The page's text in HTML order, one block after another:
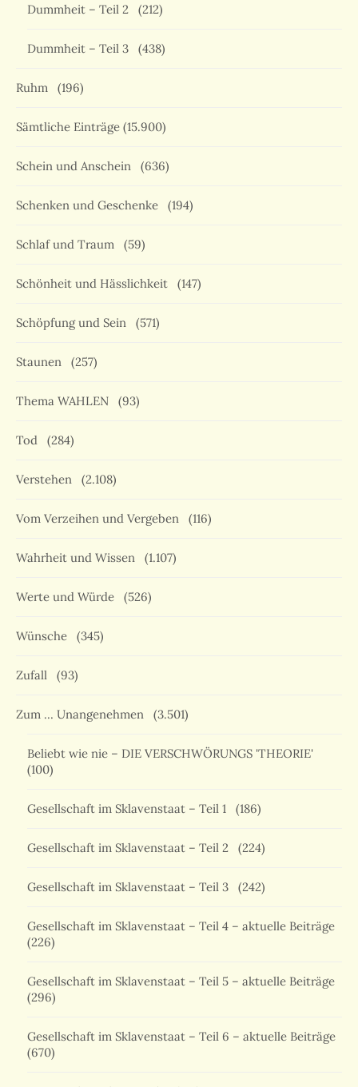
Dummheit – Teil 2 (212)
Dummheit – Teil 3 (438)
Ruhm (196)
Sämtliche Einträge (15.900)
Schein und Anschein (636)
Schenken und Geschenke (194)
Schlaf und Traum (59)
Schönheit und Hässlichkeit (147)
Schöpfung und Sein (571)
Staunen (257)
Thema WAHLEN (93)
Tod (284)
Verstehen (2.108)
Vom Verzeihen und Vergeben (116)
Wahrheit und Wissen (1.107)
Werte und Würde (526)
Wünsche (345)
Zufall (93)
Zum … Unangenehmen (3.501)
Beliebt wie nie – DIE VERSCHWÖRUNGS 'THEORIE'
(100)
Gesellschaft im Sklavenstaat – Teil 1 (186)
Gesellschaft im Sklavenstaat – Teil 2 (224)
Gesellschaft im Sklavenstaat – Teil 3 (242)
Gesellschaft im Sklavenstaat – Teil 4 – aktuelle Beiträge
(226)
Gesellschaft im Sklavenstaat – Teil 5 – aktuelle Beiträge
(296)
Gesellschaft im Sklavenstaat – Teil 6 – aktuelle Beiträge
(670)